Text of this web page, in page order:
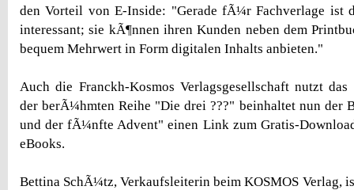
den Vorteil von E-Inside: "Gerade fÃ¼r Fachverlage ist
interessant; sie kÃ¶nnen ihren Kunden neben dem
bequem Mehrwert in Form digitalen Inhalts anbieten."
Auch die Franckh-Kosmos Verlagsgesellschaft nutzt
der berÃ¼hmten Reihe "Die drei ???" beinhaltet nun der
und der fÃ¼nfte Advent" einen Link zum Gratis-
eBooks.
Bettina SchÃ¼tz, Verkaufsleiterin beim KOSMOS Verlag,